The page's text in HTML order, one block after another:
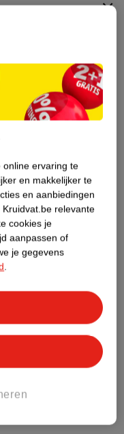
geen Nature
ervaring te
en makkelijker te
en aanbiedingen
relevante
cookies je
aanpassen of
je gegevens
.